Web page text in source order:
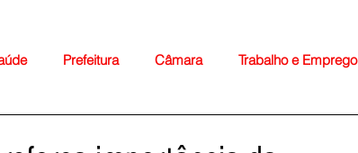
Prefeitura Câmara Trabalho e Emprego